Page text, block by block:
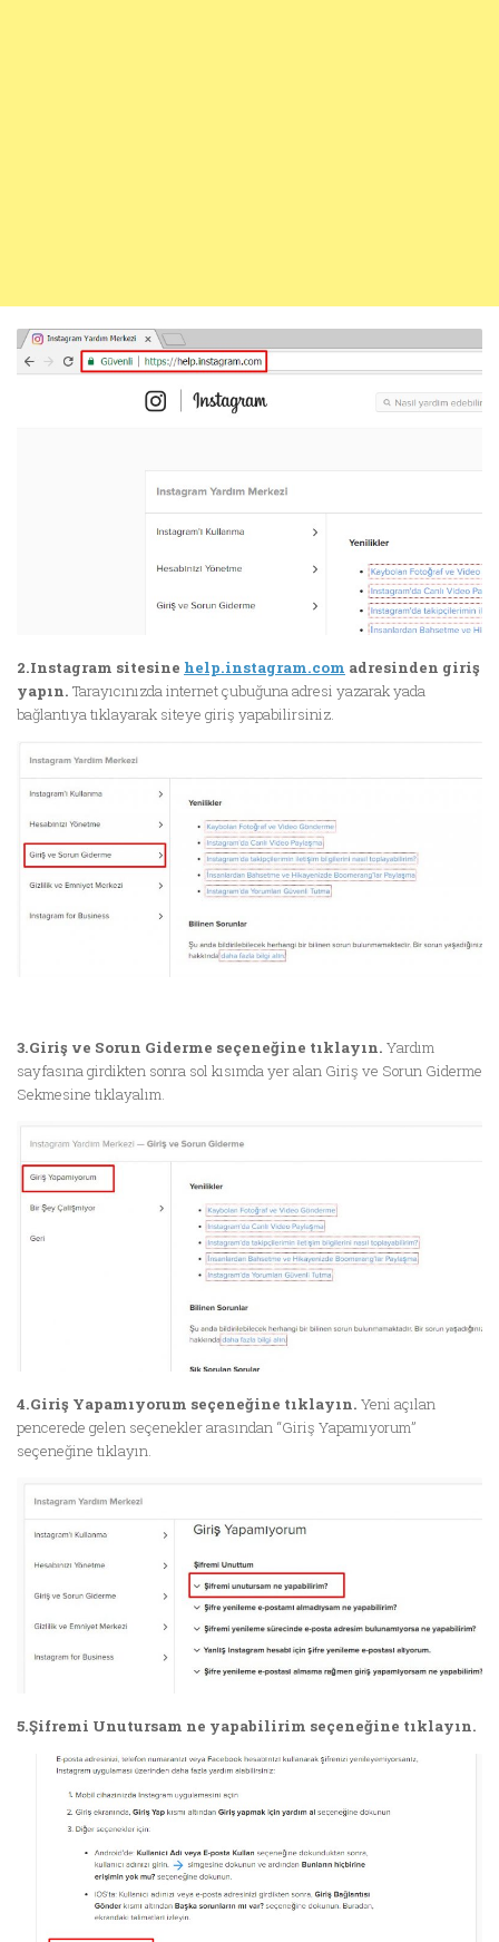
2.Instagram sitesine help.instagram.com adresinden giriş
yapın. Tarayıcınızda internet çubuğuna adresi yazarak yada
bağlantıya tıklayarak siteye giriş yapabilirsiniz.
3.Giriş ve Sorun Giderme seçeneğine tıklayın. Yardım
sayfasına girdikten sonra sol kısımda yer alan Giriş ve Sorun Giderme
Sekmesine tıklayalım.
4.Giriş Yapamıyorum seçeneğine tıklayın. Yeni açılan
pencerede gelen seçenekler arasından “Giriş Yapamıyorum”
seçeneğine tıklayın.
5.Şifremi Unutursam ne yapabilirim seçeneğine tıklayın.